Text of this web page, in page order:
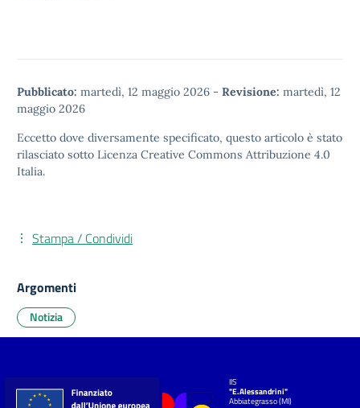
Pubblicato: martedì, 12 maggio 2026 - Revisione: martedì, 12
maggio 2026
Eccetto dove diversamente specificato, questo articolo è stato
rilasciato sotto Licenza Creative Commons Attribuzione 4.0
Italia.
Stampa / Condividi
Argomenti
Notizia
IIS
"E.Alessandrini"
Abbiategrasso (MI)